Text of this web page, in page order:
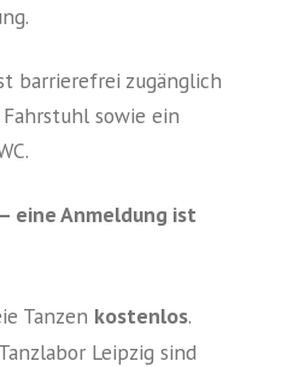
barrierefrei zugänglich
sowie ein
eine Anmeldung ist
Tanzen kostenlos.
Leipzig sind